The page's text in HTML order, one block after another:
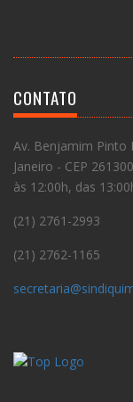
CONTATO
Av. Benjamim Pinto
Janeiro - CEP
às 12:00h, das
(21) 2761-2993
(21) 2762-1165